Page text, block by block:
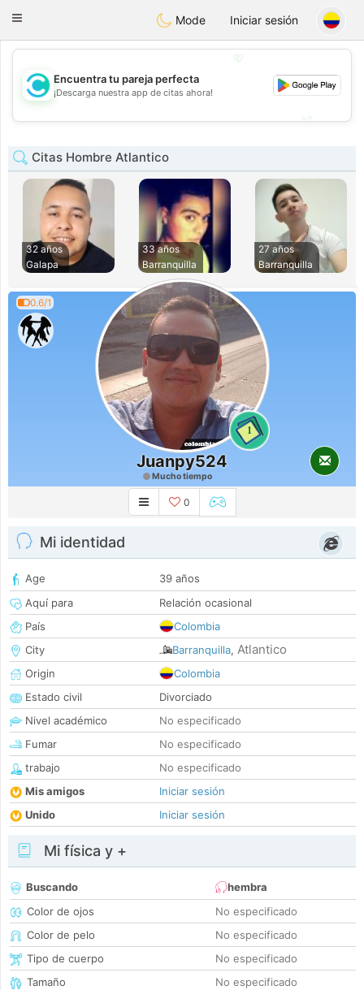
olombiaCitas
Toggle
Mode Iniciar sesión
💖
💕
Encuentra tu pareja perfecta
¡Descarga nuestra app de citas ahora!
Citas Hombre Atlantico
32 años
Galapa
33 años
Barranquilla
27 años
Barranquilla
0.6/1
1
Juanpy524
Mucho tiempo
0
Mi identidad
Age
39 años
Aquí para
Relación ocasional
País
Colombia
City
Barranquilla, Atlantico
Origin
Colombia
Estado civil
Divorciado
Nivel académico
No especificado
Fumar
No especificado
trabajo
No especificado
Mis amigos
Iniciar sesión
Unido
Iniciar sesión
Mi física y +
Buscando
hembra
Color de ojos
No especificado
Color de pelo
No especificado
Tipo de cuerpo
No especificado
Tamaño
No especificado